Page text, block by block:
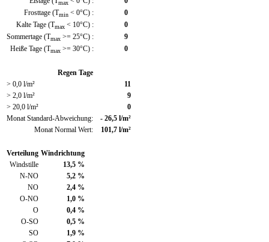
max
Frosttage (Tmin < 0°C) :
0
Kalte Tage (Tmax < 10°C) :
0
Sommertage (Tmax >= 25°C) :
9
Heiße Tage (Tmax >= 30°C) : 0
Regen Tage
> 0,0 l/m²
11
> 2,0 l/m²
9
> 20,0 l/m²
0
Monat Standard-Abweichung:
- 26,5 l/m²
Monat Normal Wert:
101,7 l/m²
Verteilung Windrichtung
Windstille
13,5 %
N-NO
5,2 %
NO
2,4 %
O-NO
1,0 %
O
0,4 %
O-SO
0,5 %
SO
1,9 %